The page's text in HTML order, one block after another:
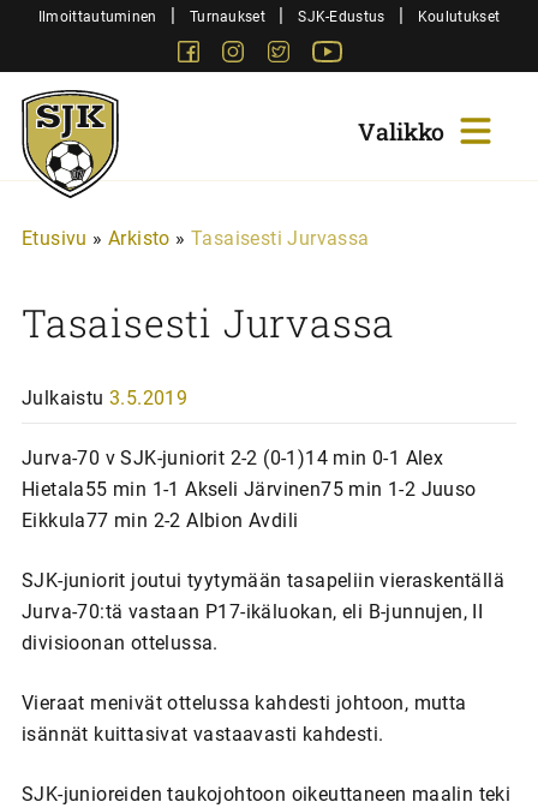
SiirryIlmoittautuminen | Turnaukset | SJK-Edustus | Koulutukset
FacebookInstagram
Twitter
Sjk-
Juniorit
Etusivu » Arkisto » Tasaisesti Jurvassa
Tasaisesti Jurvassa
Julkaistu 3.5.2019
Jurva-70 v SJK-juniorit 2-2 (0-1)14 min 0-1 Alex
Hietala55 min 1-1 Akseli Järvinen75 min 1-2 Juuso
Eikkula77 min 2-2 Albion Avdili
SJK-juniorit joutui tyytymään tasapeliin vieraskentällä
Jurva-70:tä vastaan P17-ikäluokan, eli B-junnujen, II
divisioonan ottelussa.
Vieraat menivät ottelussa kahdesti johtoon, mutta
isännät kuittasivat vastaavasti kahdesti.
SJK-junioreiden taukojohtoon oikeuttaneen maalin teki